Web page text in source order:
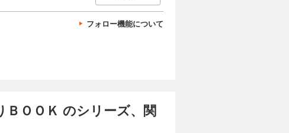
フォロー機能について
ＯＯＫ のシリーズ、関